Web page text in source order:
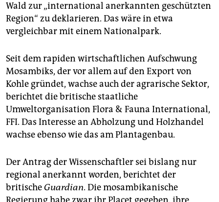
Wald zur „international anerkannten geschützten
Region“ zu deklarieren. Das wäre in etwa
vergleichbar mit einem Nationalpark.
Seit dem rapiden wirtschaftlichen Aufschwung
Mosambiks, der vor allem auf den Export von
Kohle gründet, wachse auch der agrarische Sektor,
berichtet die britische staatliche
Umweltorganisation Flora & Fauna International,
FFI. Das Interesse an Abholzung und Holzhandel
wachse ebenso wie das am Plantagenbau.
Der Antrag der Wissenschaftler sei bislang nur
regional anerkannt worden, berichtet der
britischeGuardian. Die mosambikanische